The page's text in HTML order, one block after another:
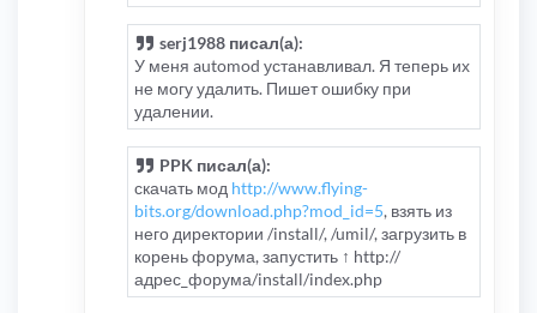
serj1988 писал(а):
У меня automod устанавливал. Я теперь их
не могу удалить. Пишет ошибку при
удалении.
PPK писал(а):
скачать мод http://www.flying-
bits.org/download.php?mod_id=5, взять из
него директории /install/, /umil/, загрузить в
корень форума, запустить ↑ http://
адрес_форума/install/index.php